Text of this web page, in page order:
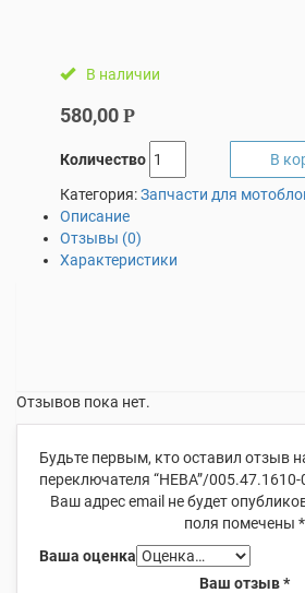
В наличии
580,00 Р
Количество
В
Категория:Запчасти для
Описание
Отзывы (0)
Характеристики
Отзывов пока нет.
Будьте первым, кто оставил отзыв
переключателя “НЕВА”/
Ваш адрес email не будет
поля помечены *
Ваша оценка
Ваш отзыв*